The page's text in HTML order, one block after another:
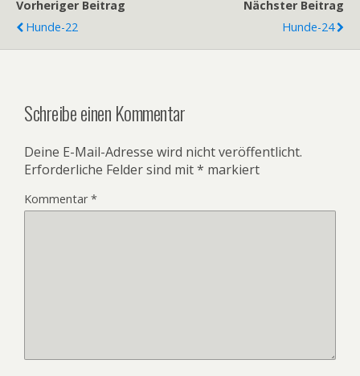
Vorheriger Beitrag
Hunde-22
Nächster Beitrag
Hunde-24
Schreibe einen Kommentar
Deine E-Mail-Adresse wird nicht veröffentlicht.
Erforderliche Felder sind mit* markiert
Kommentar*